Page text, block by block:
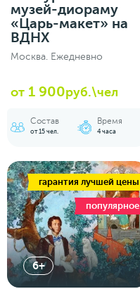
музей-диораму
«Царь-макет» на
ВДНХ
Москва. Ежедневно
от 1 900руб.\чел
Состав
от 15 чел.
Время
4 часа
гарантия лучшей цены
популярное
6+